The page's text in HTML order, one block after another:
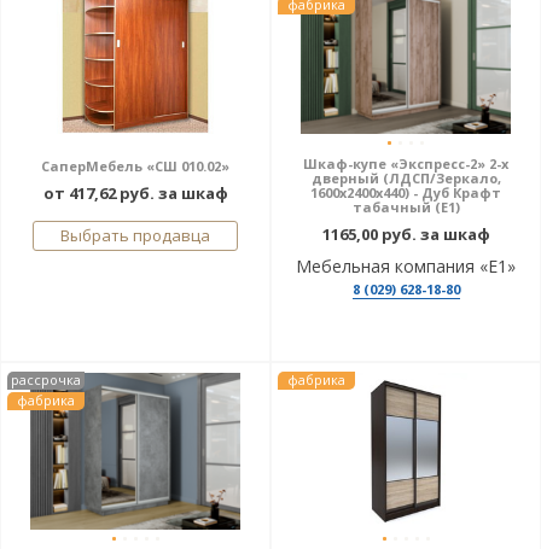
СаперМебель «СШ 010.02»
от 417,62 руб. за шкаф
Выбрать продавца
фабрика
Шкаф-купе «Экспресс-2» 2-х
дверный (ЛДСП/Зеркало,
1600х2400х440) - Дуб Крафт
табачный (E1)
1165,00 руб. за шкаф
Мебельная компания «Е1»
8 (029) 628-18-80
рассрочка
фабрика
фабрика